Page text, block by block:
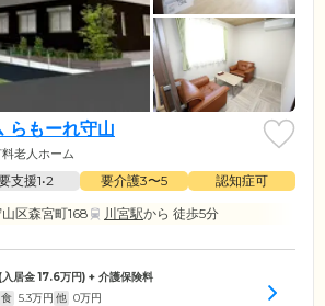
らもーれ守山
老人ホーム
支援1•2 要介護3〜5
認知症可
区森宮町168
川宮駅から 徒歩5分
(入居金17.6万円) + 介護保険料
食 5.3万円 他 0万円